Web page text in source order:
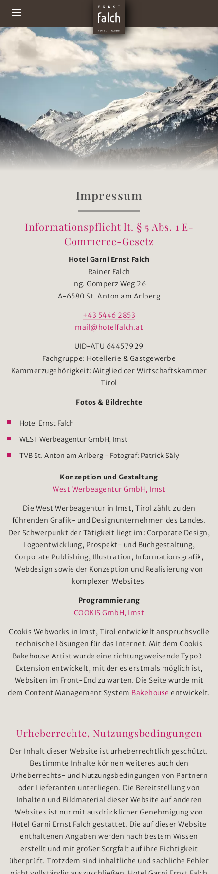
Impressum
Informationspflicht lt. § 5 Abs. 1 E-
Commerce-Gesetz
Hotel Garni Ernst Falch
Rainer Falch
Ing. Gomperz Weg 26
A-6580 St. Anton am Arlberg
+43 5446 2853
mail@hotelfalch.at
UID-ATU 64457929
Fachgruppe: Hotellerie & Gastgewerbe
Kammerzugehörigkeit: Mitglied der Wirtschaftskammer
Tirol
Fotos & Bildrechte
Hotel Ernst Falch
WEST Werbeagentur GmbH, Imst
TVB St. Anton am Arlberg - Fotograf: Patrick Säly
Konzeption und Gestaltung
West Werbeagentur GmbH, Imst
Die West Werbeagentur in Imst, Tirol zählt zu den
führenden Grafik- und Designunternehmen des Landes.
Der Schwerpunkt der Tätigkeit liegt im: Corporate Design,
Logoentwicklung, Prospekt- und Buchgestaltung,
Corporate Publishing, Illustration, Informationsgrafik,
Webdesign sowie der Konzeption und Realisierung von
komplexen Websites.
Programmierung
COOKIS GmbH, Imst
Cookis Webworks in Imst, Tirol entwickelt anspruchsvolle
technische Lösungen für das Internet. Mit dem Cookis
Bakehouse Artist wurde eine richtungsweisende Typo3-
Extension entwickelt, mit der es erstmals möglich ist,
Websiten im Front-End zu warten. Die Seite wurde mit
dem Content Management System Bakehouse entwickelt.
Urheberrechte, Nutzungsbedingungen
Der Inhalt dieser Website ist urheberrechtlich geschützt.
Bestimmte Inhalte können weiteres auch den
Urheberrechts- und Nutzungsbedingungen von Partnern
oder Lieferanten unterliegen. Die Bereitstellung von
Inhalten und Bildmaterial dieser Website auf anderen
Websites ist nur mit ausdrücklicher Genehmigung von
Hotel Garni Ernst Falch gestattet. Die auf dieser Website
enthaltenen Angaben werden nach bestem Wissen
erstellt und mit großer Sorgfalt auf ihre Richtigkeit
überprüft. Trotzdem sind inhaltliche und sachliche Fehler